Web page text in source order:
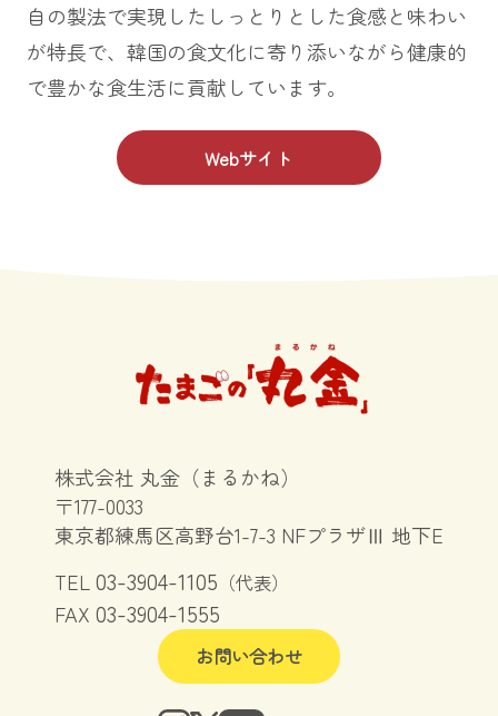
自の製法で実現したしっとりとした食感と味わい
が特長で、韓国の食文化に寄り添いながら健康的
で豊かな食生活に貢献しています。
Webサイト
株式会社 丸金（まるかね）
〒177-0033
東京都練馬区高野台1-7-3 NFプラザⅢ 地下E
TEL 03-3904-1105 （代表）
FAX 03-3904-1555
お問い合わせ